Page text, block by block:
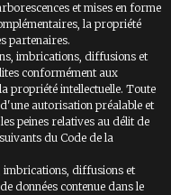
et mises en forme
la propriété
partenaires.
imbrications, diffusions et
conformément aux
propriété intellectuelle. Toute
autorisation préalable et
peines relatives au délit de
du Code de la
imbrications, diffusions et
données contenue dans le